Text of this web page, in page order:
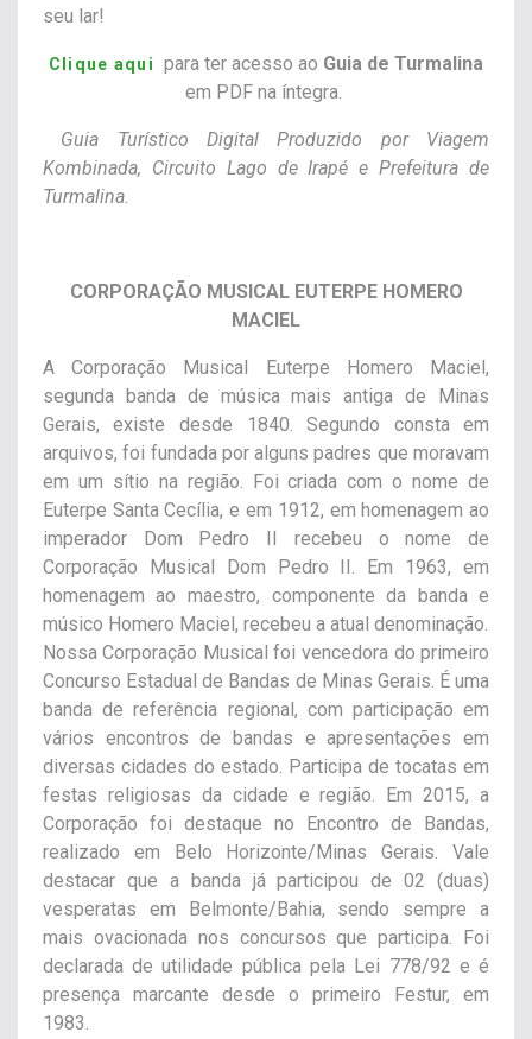
seu lar!
Clique aqui para ter acesso ao Guia de Turmalina
em PDF na íntegra.
Guia Turístico Digital Produzido por Viagem
Kombinada, Circuito Lago de Irapé e Prefeitura de
Turmalina.
CORPORAÇÃO MUSICAL EUTERPE HOMERO
MACIEL
A Corporação Musical Euterpe Homero Maciel,
segunda banda de música mais antiga de Minas
Gerais, existe desde 1840. Segundo consta em
arquivos, foi fundada por alguns padres que moravam
em um sítio na região. Foi criada com o nome de
Euterpe Santa Cecília, e em 1912, em homenagem ao
imperador Dom Pedro II recebeu o nome de
Corporação Musical Dom Pedro II. Em 1963, em
homenagem ao maestro, componente da banda e
músico Homero Maciel, recebeu a atual denominação.
Nossa Corporação Musical foi vencedora do primeiro
Concurso Estadual de Bandas de Minas Gerais. É uma
banda de referência regional, com participação em
vários encontros de bandas e apresentações em
diversas cidades do estado. Participa de tocatas em
festas religiosas da cidade e região. Em 2015, a
Corporação foi destaque no Encontro de Bandas,
realizado em Belo Horizonte/Minas Gerais. Vale
destacar que a banda já participou de 02 (duas)
vesperatas em Belmonte/Bahia, sendo sempre a
mais ovacionada nos concursos que participa. Foi
declarada de utilidade pública pela Lei 778/92 e é
presença marcante desde o primeiro Festur, em
1983.